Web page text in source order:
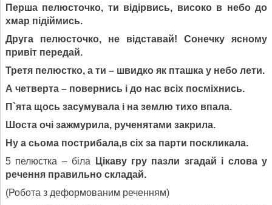
Перша пелюсточко, ти відірвись, високо в небо до
хмар підіймись.
Друга пелюсточко, не відставай! Сонечку ясному
привіт передай.
Третя пелюстко, а ти – швидко як пташка у небо лети.
А четверта – повернись і до нас всіх посміхнись.
П `ята щось засумувала і на землю тихо впала.
Шоста очі зажмурила, рученятами закрила.
Ну а сьома пострибала,в сіх за парти поскликала.
5 пелюстка – біла
Цікаву гру пазли згадай і слова у
речення правильно складай.
(Робота з деформованим реченням)